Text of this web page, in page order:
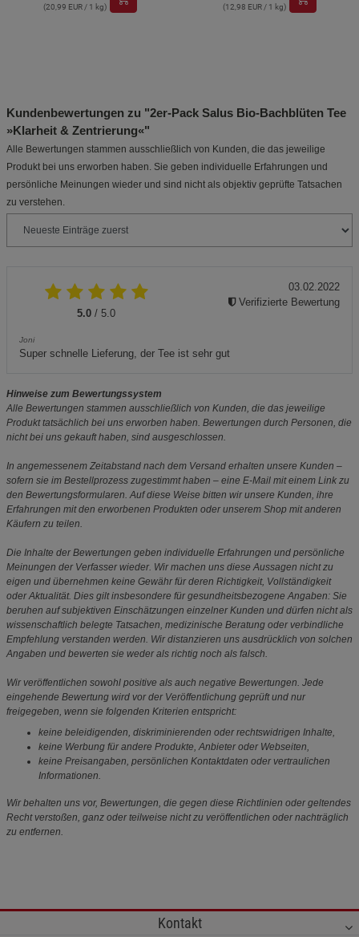
(20,99 EUR / 1 kg) (12,98 EUR / 1 kg)
Kundenbewertungen zu "2er-Pack Salus Bio-Bachblüten Tee
»Klarheit & Zentrierung«"
Alle Bewertungen stammen ausschließlich von Kunden, die das jeweilige
Produkt bei uns erworben haben. Sie geben individuelle Erfahrungen und
persönliche Meinungen wieder und sind nicht als objektiv geprüfte Tatsachen
zu verstehen.
5.0 / 5.0
Joni
Super schnelle Lieferung, der Tee ist sehr gut
03.02.2022
Verifizierte Bewertung
Hinweise zum Bewertungssystem
Alle Bewertungen stammen ausschließlich von Kunden, die das jeweilige
Produkt tatsächlich bei uns erworben haben. Bewertungen durch Personen, die
nicht bei uns gekauft haben, sind ausgeschlossen.
In angemessenem Zeitabstand nach dem Versand erhalten unsere Kunden –
sofern sie im Bestellprozess zugestimmt haben – eine E-Mail mit einem Link zu
den Bewertungsformularen. Auf diese Weise bitten wir unsere Kunden, ihre
Erfahrungen mit den erworbenen Produkten oder unserem Shop mit anderen
Käufern zu teilen.
Die Inhalte der Bewertungen geben individuelle Erfahrungen und persönliche
Meinungen der Verfasser wieder. Wir machen uns diese Aussagen nicht zu
eigen und übernehmen keine Gewähr für deren Richtigkeit, Vollständigkeit
oder Aktualität. Dies gilt insbesondere für gesundheitsbezogene Angaben: Sie
beruhen auf subjektiven Einschätzungen einzelner Kunden und dürfen nicht als
wissenschaftlich belegte Tatsachen, medizinische Beratung oder verbindliche
Empfehlung verstanden werden. Wir distanzieren uns ausdrücklich von solchen
Angaben und bewerten sie weder als richtig noch als falsch.
Wir veröffentlichen sowohl positive als auch negative Bewertungen. Jede
eingehende Bewertung wird vor der Veröffentlichung geprüft und nur
freigegeben, wenn sie folgenden Kriterien entspricht:
keine beleidigenden, diskriminierenden oder rechtswidrigen Inhalte,
keine Werbung für andere Produkte, Anbieter oder Webseiten,
keine Preisangaben, persönlichen Kontaktdaten oder vertraulichen
Informationen.
Wir behalten uns vor, Bewertungen, die gegen diese Richtlinien oder geltendes
Recht verstoßen, ganz oder teilweise nicht zu veröffentlichen oder nachträglich
zu entfernen.
Kontakt